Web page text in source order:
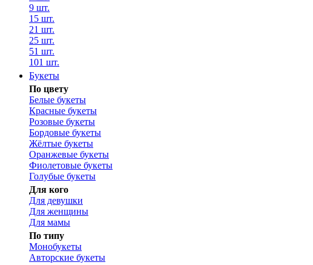
9 шт.
15 шт.
21 шт.
25 шт.
51 шт.
101 шт.
Букеты
По цвету
Белые букеты
Красные букеты
Розовые букеты
Бордовые букеты
Жёлтые букеты
Оранжевые букеты
Фиолетовые букеты
Голубые букеты
Для кого
Для девушки
Для женщины
Для мамы
По типу
Монобукеты
Авторские букеты